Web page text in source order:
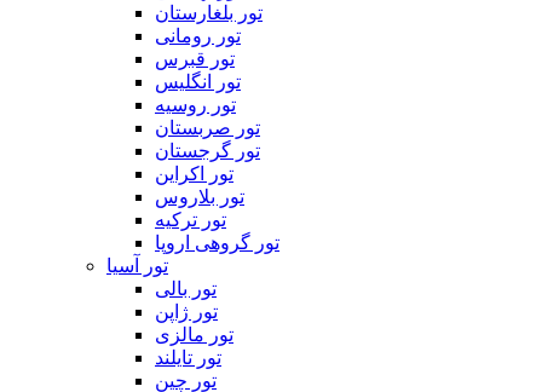
تور بلغارستان
تور رومانی
تور قبرس
تور انگلیس
تور روسیه
تور صربستان
تور گرجستان
تور اکراین
تور بلاروس
تور ترکیه
تور گروهی اروپا
تور آسیا
تور بالی
تور ژاپن
تور مالزی
تور تایلند
تور چین